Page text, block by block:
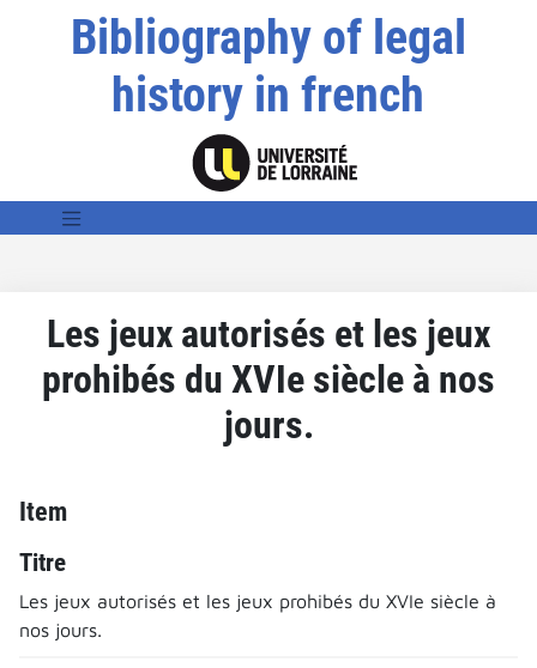
Bibliography of legal
history in french
Les jeux autorisés et les jeux
prohibés du XVIe siècle à nos
jours.
Item
Titre
Les jeux autorisés et les jeux prohibés du XVIe siècle à
nos jours.